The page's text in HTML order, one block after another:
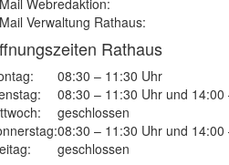
Verwaltung Rathaus:
Rathaus
08:30 – 11:30 Uhr
08:30 – 11:30 Uhr und 14:00
geschlossen
08:30 – 11:30 Uhr und 14:00
geschlossen